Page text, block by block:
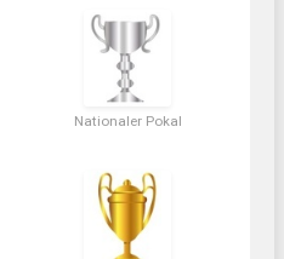
Nationaler Pokal